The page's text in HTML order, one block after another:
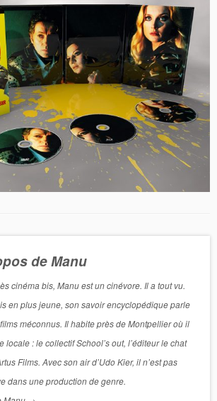
de Manu
cinéma bis, Manu est un cinévore. Il a tout vu.
en plus jeune, son savoir encyclopédique parle
méconnus. Il habite près de Montpellier où il
locale : le collectif School’s out, l’éditeur le chat
Films. Avec son air d’Udo Kier, il n’est pas
dans une production de genre.